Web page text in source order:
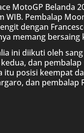
MotoGP Belanda
WIB. Pembalap
dengan
memang
ini diikuti oleh
dan
itu posisi keempat
dan pembalap